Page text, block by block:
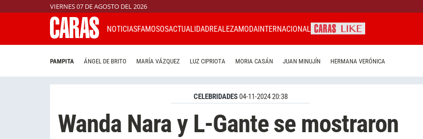
VIERNES 07 DE AGOSTO DEL 2026
NOTICIASFAMOSOSACTUALIDADREALEZAMODAINTERNACIONAL
PAMPITA ÁNGEL DE BRITO MARÍA VÁZQUEZ LUZ CIPRIOTA MORIA CASÁN JUAN MINUJÍN HERMANA VERÓNICA
CELEBRIDADES04-11-2024 20:38
Wanda Nara y L-Gante se mostraron